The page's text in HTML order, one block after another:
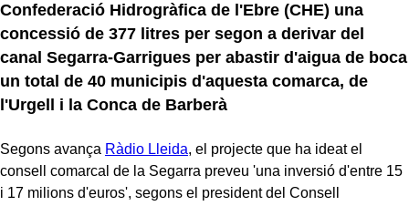
Confederació Hidrogràfica de l'Ebre (CHE) una
concessió de 377 litres per segon a derivar del
canal Segarra-Garrigues per abastir d'aigua de boca
un total de 40 municipis d'aquesta comarca, de
l'Urgell i la Conca de Barberà
Segons avança Ràdio Lleida, el projecte que ha ideat el
consell comarcal de la Segarra preveu 'una inversió d'entre 15
i 17 milions d'euros', segons el president del Consell